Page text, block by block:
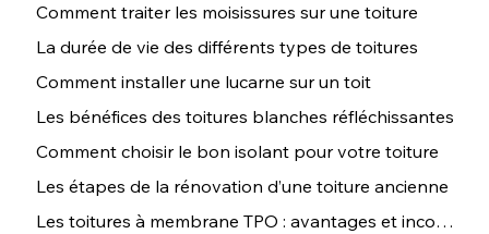
Comment traiter les moisissures sur une toiture
La durée de vie des différents types de toitures
Comment installer une lucarne sur un toit
Les bénéfices des toitures blanches réfléchissantes
Comment choisir le bon isolant pour votre toiture
Les étapes de la rénovation d’une toiture ancienne
Les toitures à membrane TPO : avantages et inconvénients